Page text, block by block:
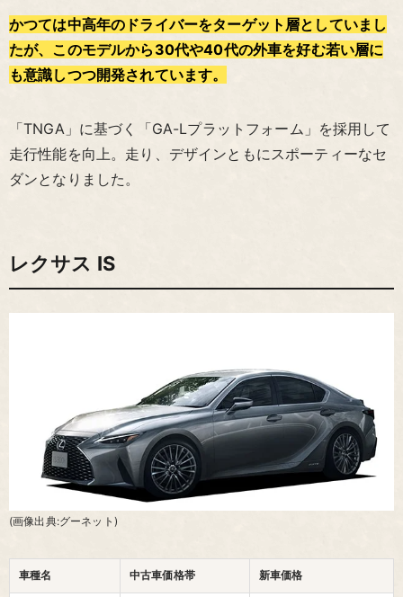
かつては中高年のドライバーをターゲット層としていまし
たが、このモデルから30代や40代の外車を好む若い層に
も意識しつつ開発されています。
「TNGA」に基づく「GA-Lプラットフォーム」を採用して
走行性能を向上。走り、デザインともにスポーティーなセ
ダンとなりました。
レクサス IS
(画像出典:グーネット)
車種名 中古車価格帯 新車価格